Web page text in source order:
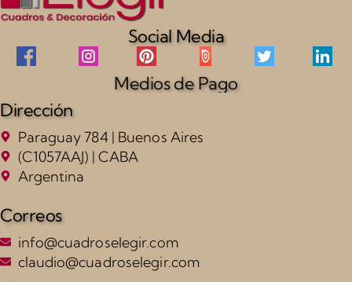
Social Media
Medios de Pago
Dirección
Paraguay 784 | Buenos Aires
(C1057AAJ) | CABA
Argentina
Correos
info@cuadroselegir.com
claudio@cuadroselegir.com